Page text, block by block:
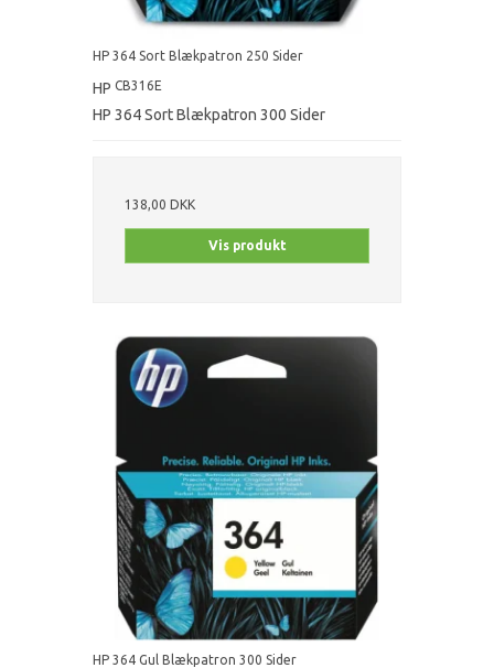
HP 364 Sort Blækpatron 250 Sider
HP CB316E
HP 364 Sort Blækpatron 300 Sider
138,00 DKK
Vis produkt
HP 364 Gul Blækpatron 300 Sider